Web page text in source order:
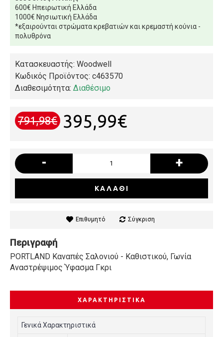
600€ Ηπειρωτική Ελλάδα
1000€ Νησιωτική Ελλάδα
*εξαιρούνται στρώματα κρεβατιών και κρεμαστή κούνια -
πολυθρόνα
Κατασκευαστής: Woodwell
Κωδικός Προϊόντος: c463570
Διαθεσιμότητα: Διαθέσιμο
791,98€ 395,99€
- +
ΚΑΛΆΘΙ
Επιθυμητό Σύγκριση
Περιγραφή
PORTLAND Καναπές Σαλονιού - Καθιστικού, Γωνία
Αναστρέψιμος Ύφασμα Γκρι
ΧΑΡΑΚΤΗΡΙΣΤΙΚΆ
Γενικά Χαρακτηριστικά